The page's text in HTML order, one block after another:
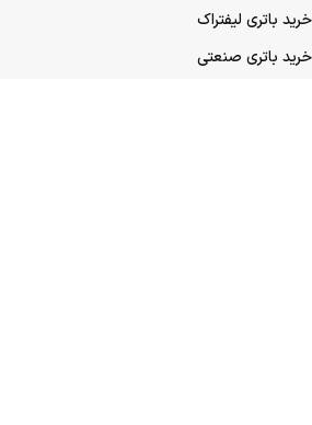
خرید باتری لیفتراک
خرید باتری صنعتی